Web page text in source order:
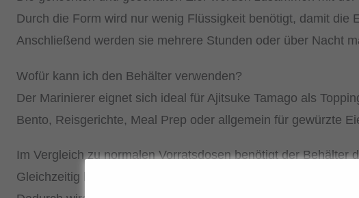
Durch die Form wird nur wenig Flüssigkeit benötigt, damit die
Anschließend werden sie mehrere Stunden oder über Nacht
Wofür kann ich den Behälter verwenden?
Der Marinierer eignet sich ideal für Ajitsuke Tamago als
Bento, Reisgerichte, Meal Prep oder allgemein für gewürzte
Im Vergleich zu normalen Vorratsdosen benötigt der Behälter
Gleichzeitig bleiben die Eier stabil in Position und können